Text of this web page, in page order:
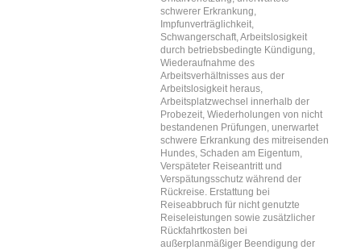
schwerer Erkrankung,
Impfunverträglichkeit,
Schwangerschaft, Arbeitslosigkeit
durch betriebsbedingte Kündigung,
Wiederaufnahme des
Arbeitsverhältnisses aus der
Arbeitslosigkeit heraus,
Arbeitsplatzwechsel innerhalb der
Probezeit, Wiederholungen von nicht
bestandenen Prüfungen, unerwartet
schwere Erkrankung des mitreisenden
Hundes, Schaden am Eigentum,
Verspäteter Reiseantritt und
Verspätungsschutz während der
Rückreise. Erstattung bei
Reiseabbruch für nicht genutzte
Reiseleistungen sowie zusätzlicher
Rückfahrtkosten bei
außerplanmäßiger Beendigung der